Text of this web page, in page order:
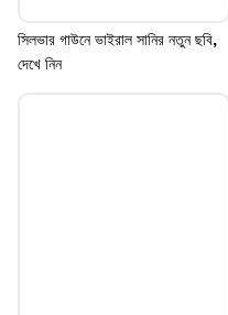
সিলভার গাউনে ভাইরাল সানির নতুন ছবি,
দেখে নিন